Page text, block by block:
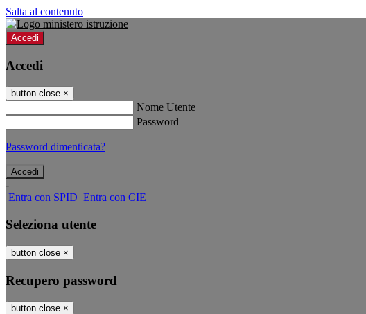
Salta al contenuto
Accedi
Accedi
button close ×
Nome Utente
Password
Password dimenticata?
-
Entra con SPID Entra con CIE
Seleziona utente
button close ×
Recupero password
button close ×